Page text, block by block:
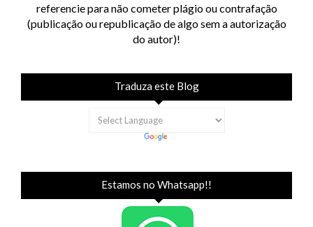
referencie para não cometer plágio ou contrafação
(publicação ou republicação de algo sem a autorização
do autor)!
Traduza este Blog
Estamos no Whatsapp!!